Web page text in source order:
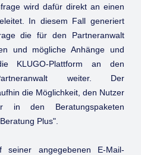
wird dafür direkt an einen
In diesem Fall generiert
die für den Partneranwalt
und mögliche Anhänge und
KLUGO-Plattform an den
weiter. Der
die Möglichkeit, den Nutzer
in den Beratungspaketen
Plus".
angegebenen E-Mail-